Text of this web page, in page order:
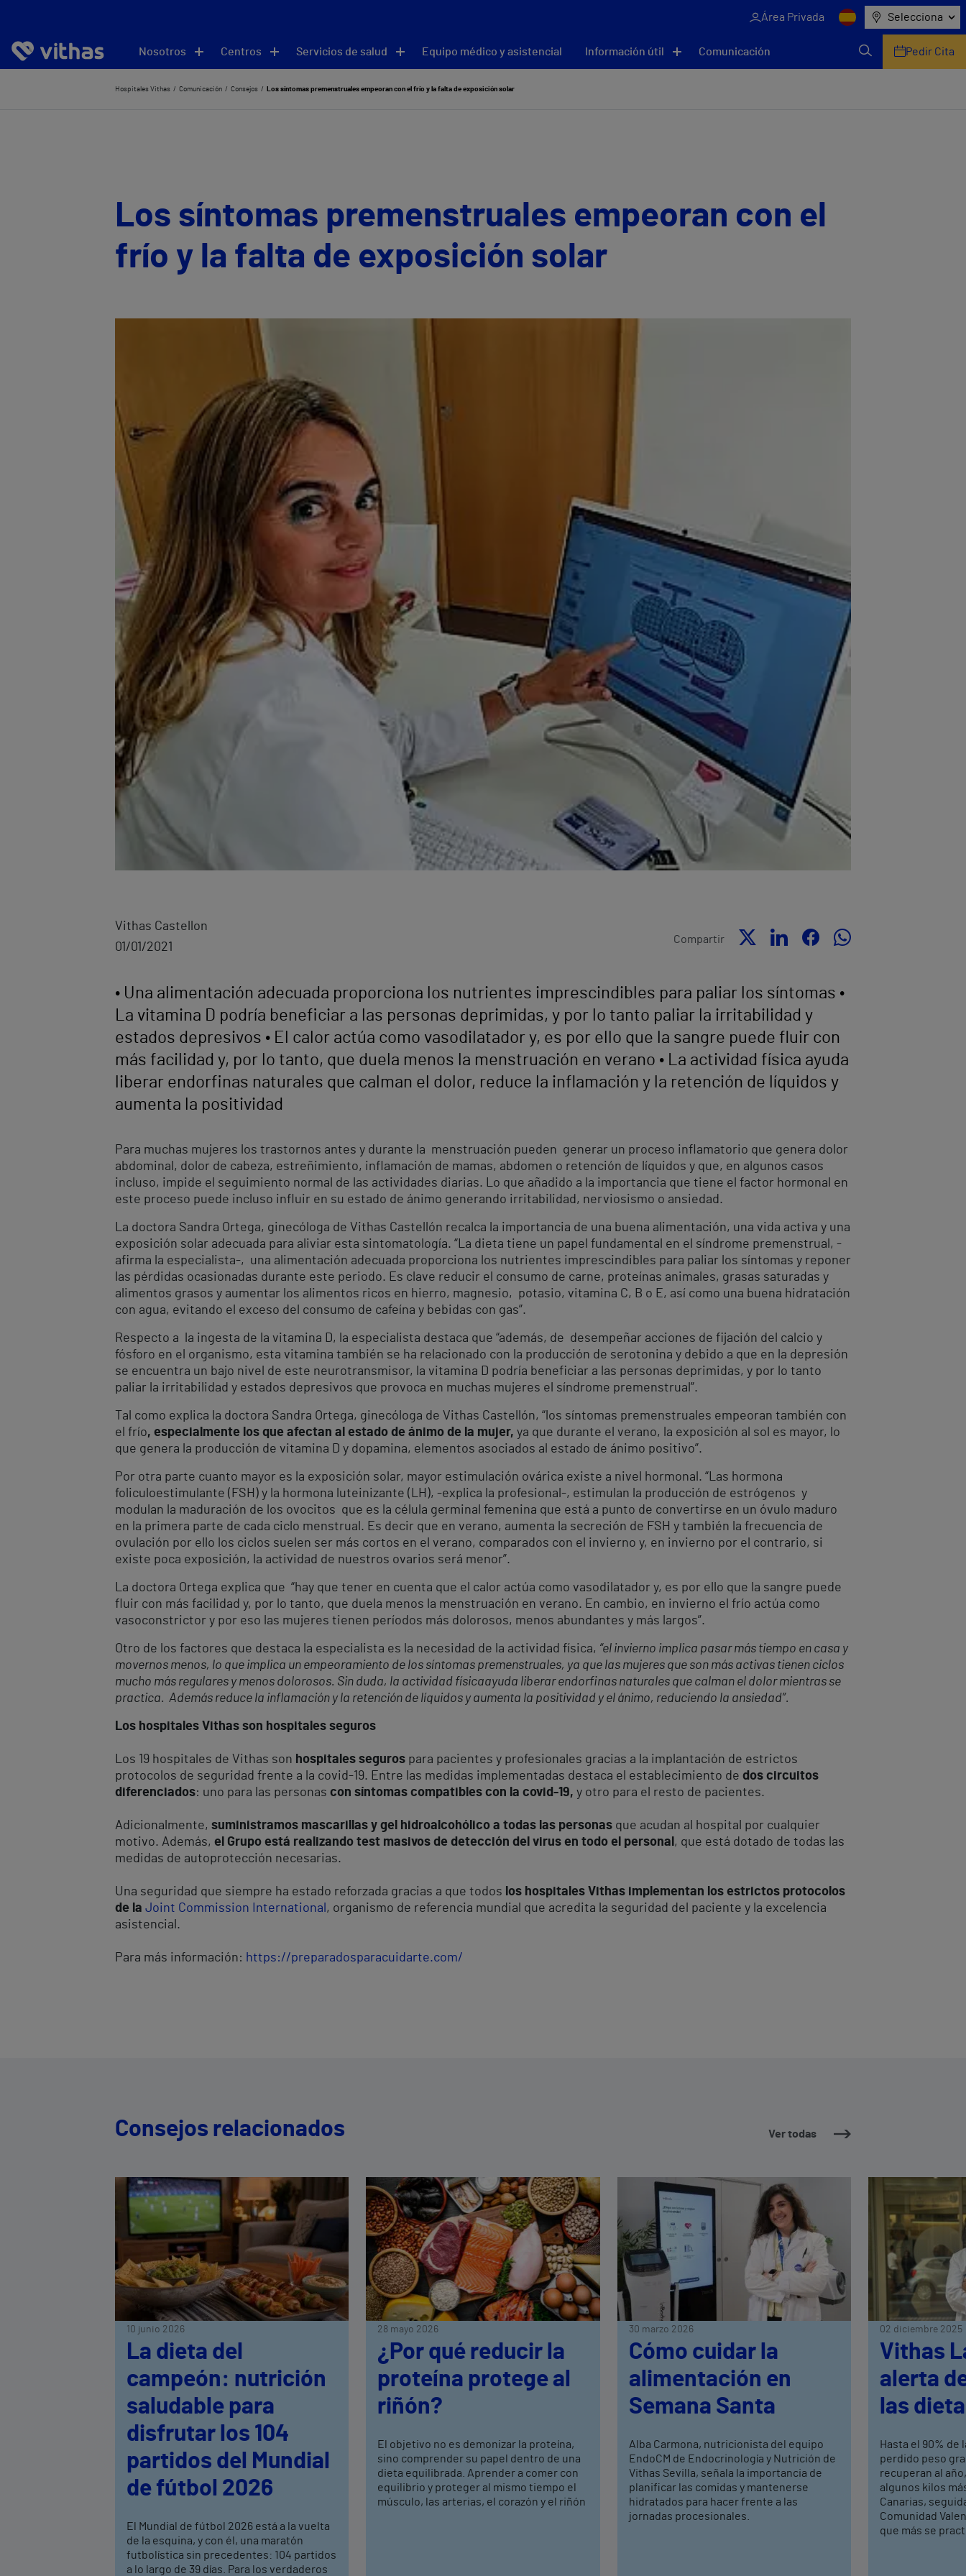
Área Privada Selecciona
Nosotros Centros Servicios de salud Equipo médico y asistencial Información útil Comunicación Pedir Cita
Hospitales Vithas Comunicación Consejos Los síntomas premenstruales empeoran con el frío y la falta de exposición solar
Los síntomas premenstruales empeoran con el
frío y la falta de exposición solar
Vithas Castellon
01/01/2021
Compartir
• Una alimentación adecuada proporciona los nutrientes imprescindibles para paliar los síntomas •
La vitamina D podría beneficiar a las personas deprimidas, y por lo tanto paliar la irritabilidad y
estados depresivos • El calor actúa como vasodilatador y, es por ello que la sangre puede fluir con
más facilidad y, por lo tanto, que duela menos la menstruación en verano • La actividad física ayuda
liberar endorfinas naturales que calman el dolor, reduce la inflamación y la retención de líquidos y
aumenta la positividad
Para muchas mujeres los trastornos antes y durante la menstruación pueden generar un proceso inflamatorio que genera dolor
abdominal, dolor de cabeza, estreñimiento, inflamación de mamas, abdomen o retención de líquidos y que, en algunos casos
incluso, impide el seguimiento normal de las actividades diarias. Lo que añadido a la importancia que tiene el factor hormonal en
este proceso puede incluso influir en su estado de ánimo generando irritabilidad, nerviosismo o ansiedad.
La doctora Sandra Ortega, ginecóloga de Vithas Castellón recalca la importancia de una buena alimentación, una vida activa y una
exposición solar adecuada para aliviar esta sintomatología. “La dieta tiene un papel fundamental en el síndrome premenstrual, -
afirma la especialista-, una alimentación adecuada proporciona los nutrientes imprescindibles para paliar los síntomas y reponer
las pérdidas ocasionadas durante este periodo. Es clave reducir el consumo de carne, proteínas animales, grasas saturadas y
alimentos grasos y aumentar los alimentos ricos en hierro, magnesio, potasio, vitamina C, B o E, así como una buena hidratación
con agua, evitando el exceso del consumo de cafeína y bebidas con gas”.
Respecto a la ingesta de la vitamina D, la especialista destaca que “además, de desempeñar acciones de fijación del calcio y
fósforo en el organismo, esta vitamina también se ha relacionado con la producción de serotonina y debido a que en la depresión
se encuentra un bajo nivel de este neurotransmisor, la vitamina D podría beneficiar a las personas deprimidas, y por lo tanto
paliar la irritabilidad y estados depresivos que provoca en muchas mujeres el síndrome premenstrual”.
Tal como explica la doctora Sandra Ortega, ginecóloga de Vithas Castellón, “los síntomas premenstruales empeoran también con
el frío, especialmente los que afectan al estado de ánimo de la mujer, ya que durante el verano, la exposición al sol es mayor, lo
que genera la producción de vitamina D y dopamina, elementos asociados al estado de ánimo positivo”.
Por otra parte cuanto mayor es la exposición solar, mayor estimulación ovárica existe a nivel hormonal. “Las hormona
foliculoestimulante (FSH) y la hormona luteinizante (LH), -explica la profesional-, estimulan la producción de estrógenos y
modulan la maduración de los ovocitos que es la célula germinal femenina que está a punto de convertirse en un óvulo maduro
en la primera parte de cada ciclo menstrual. Es decir que en verano, aumenta la secreción de FSH y también la frecuencia de
ovulación por ello los ciclos suelen ser más cortos en el verano, comparados con el invierno y, en invierno por el contrario, si
existe poca exposición, la actividad de nuestros ovarios será menor”.
La doctora Ortega explica que “hay que tener en cuenta que el calor actúa como vasodilatador y, es por ello que la sangre puede
fluir con más facilidad y, por lo tanto, que duela menos la menstruación en verano. En cambio, en invierno el frío actúa como
vasoconstrictor y por eso las mujeres tienen períodos más dolorosos, menos abundantes y más largos”.
Otro de los factores que destaca la especialista es la necesidad de la actividad física, “el invierno implica pasar más tiempo en casa y
movernos menos, lo que implica un empeoramiento de los síntomas premenstruales, ya que las mujeres que son más activas tienen ciclos
mucho más regulares y menos dolorosos. Sin duda, la actividad físicaayuda liberar endorfinas naturales que calman el dolor mientras se
practica. Además reduce la inflamación y la retención de líquidos y aumenta la positividad y el ánimo, reduciendo la ansiedad”.
Los hospitales Vithas son hospitales seguros
Los 19 hospitales de Vithas son hospitales seguros para pacientes y profesionales gracias a la implantación de estrictos
protocolos de seguridad frente a la covid-19. Entre las medidas implementadas destaca el establecimiento de dos circuitos
diferenciados: uno para las personas con síntomas compatibles con la covid-19, y otro para el resto de pacientes.
Adicionalmente, suministramos mascarillas y gel hidroalcohólico a todas las personas que acudan al hospital por cualquier
motivo. Además, el Grupo está realizando test masivos de detección del virus en todo el personal , que está dotado de todas las
medidas de autoprotección necesarias.
Una seguridad que siempre ha estado reforzada gracias a que todos los hospitales Vithas implementan los estrictos protocolos
de la Joint Commission International , organismo de referencia mundial que acredita la seguridad del paciente y la excelencia
asistencial.
Para más información: https://preparadosparacuidarte.com/
Consejos relacionados Ver todas
10 junio 2026
La dieta del
campeón: nutrición
saludable para
disfrutar los 104
partidos del Mundial
de fútbol 2026
El Mundial de fútbol 2026 está a la vuelta
de la esquina, y con él, una maratón
futbolística sin precedentes: 104 partidos
a lo largo de 39 días. Para los verdaderos
28 mayo 2026
¿Por qué reducir la
proteína protege al
riñón?
El objetivo no es demonizar la proteína,
sino comprender su papel dentro de una
dieta equilibrada. Aprender a comer con
equilibrio y proteger al mismo tiempo el
músculo, las arterias, el corazón y el riñón
30 marzo 2026
Cómo cuidar la
alimentación en
Semana Santa
Alba Carmona, nutricionista del equipo
EndoCM de Endocrinología y Nutrición de
Vithas Sevilla, señala la importancia de
planificar las comidas y mantenerse
hidratados para hacer frente a las
jornadas procesionales.
02 diciembre 2025
Vithas
alerta
las
Hasta el 90% de
perdido peso
recuperan al
algunos kilos
Canarias,
Comunidad
que más se